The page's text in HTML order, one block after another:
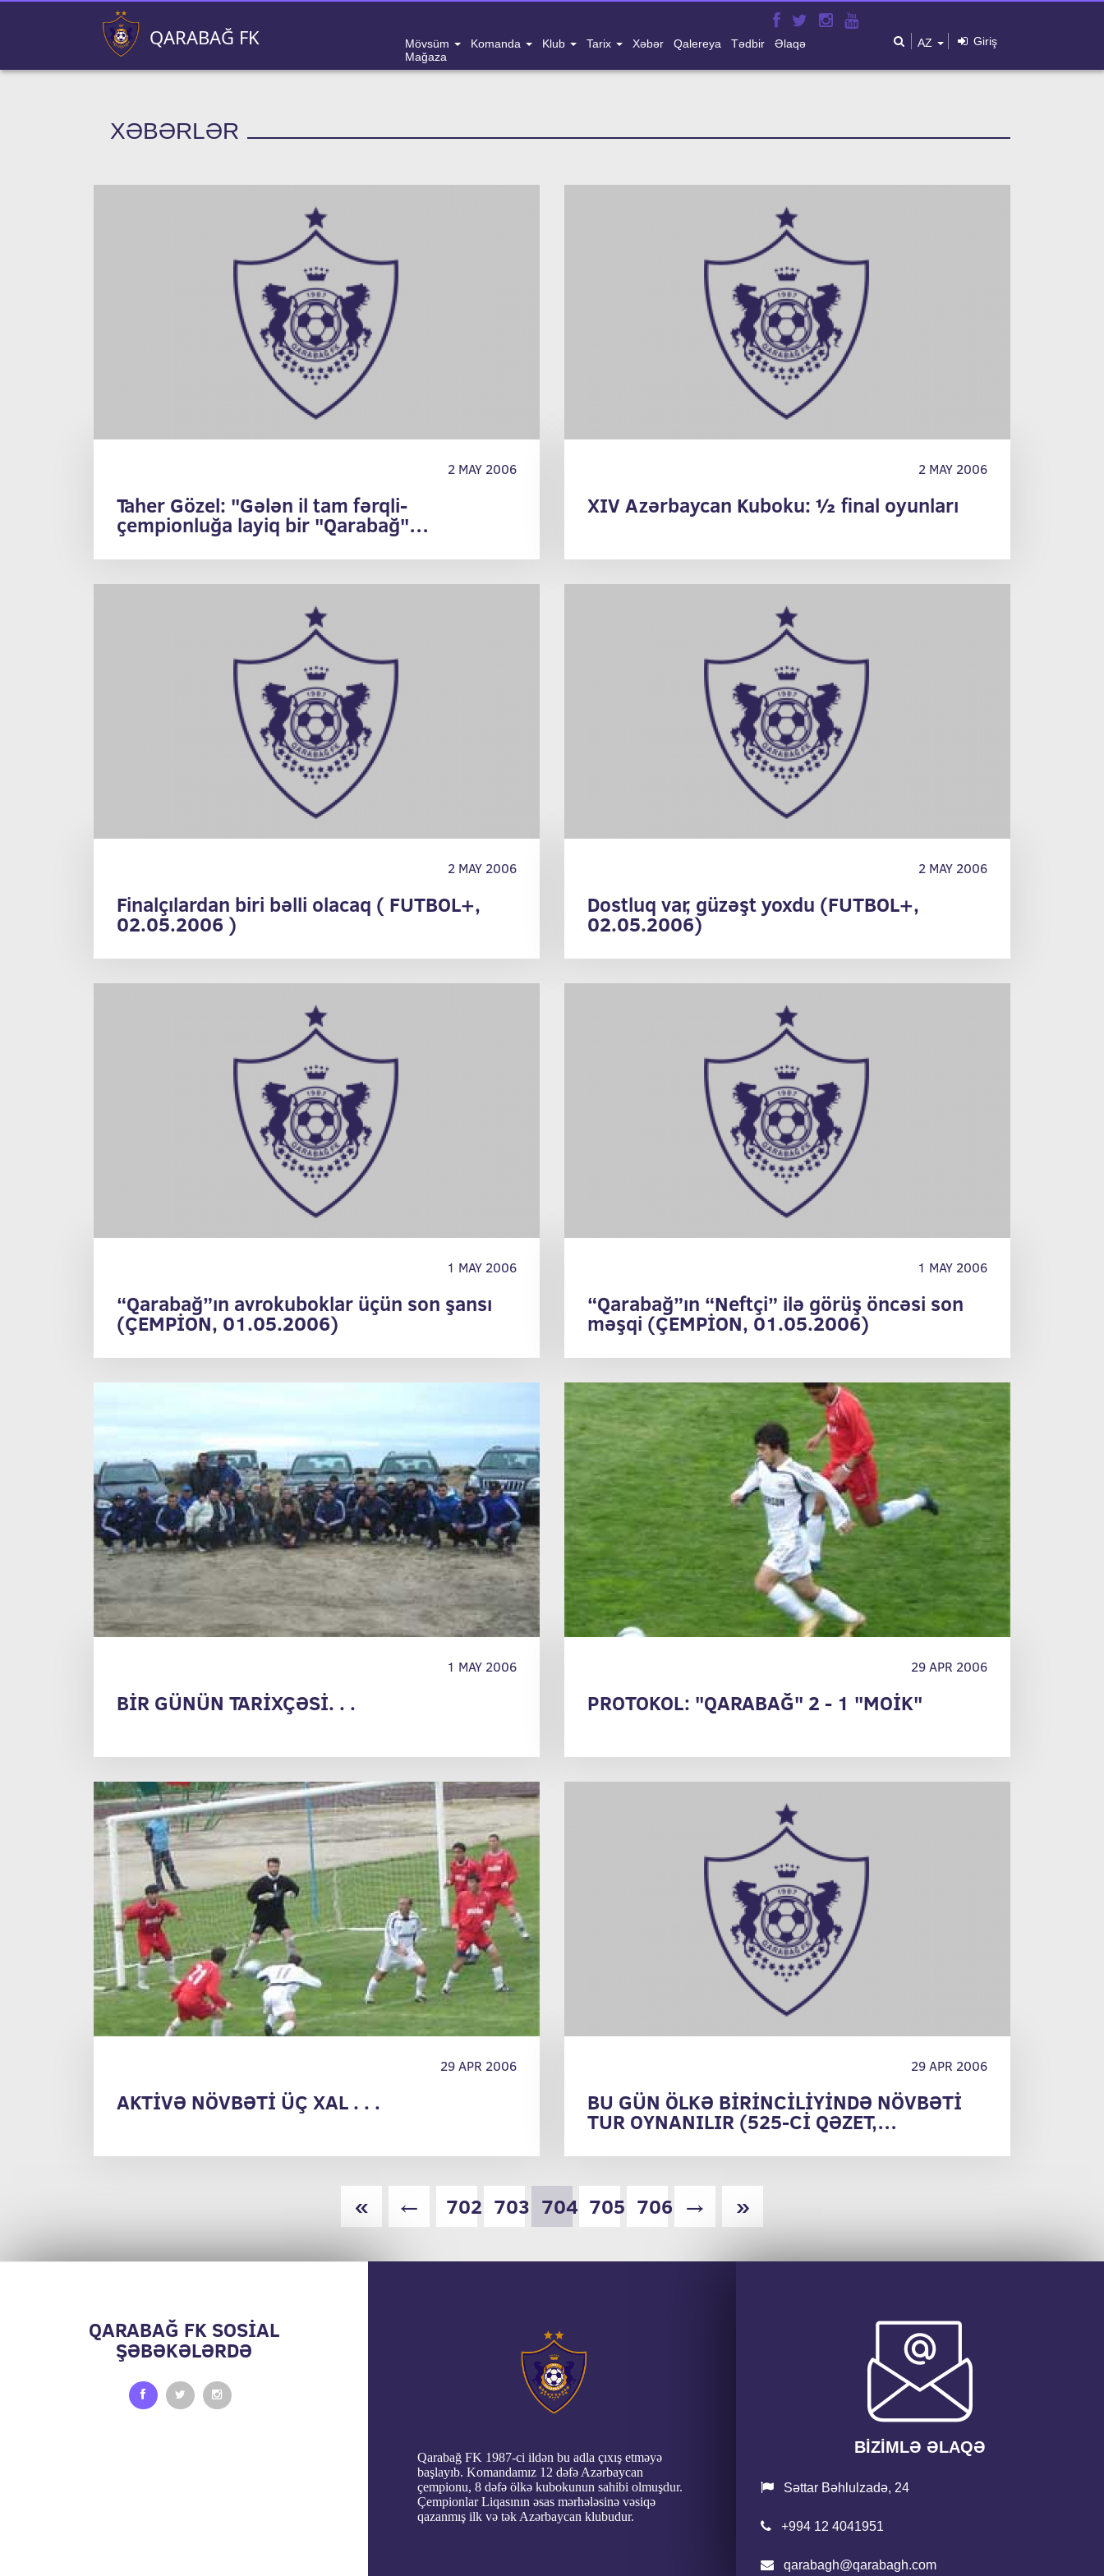
QARABAĞ FK Mövsüm Komanda Klub Tarix Xəbər Qalereya Tədbir
Əlaqə
Mağaza
AZ Giriş
XƏBƏRLƏR
2 MAY 2006
Taher Gözel: "Gələn il tam fərqli-
çempionluğa layiq bir "Qarabağ"
02.05.2006)
2 MAY 2006
XIV Azərbaycan Kuboku: ½ final oyunları
2 MAY 2006
Finalçılardan biri bəlli olacaq ( FUTBOL+,
02.05.2006 )
2 MAY 2006
Dostluq var, güzəşt yoxdu (FUTBOL+,
02.05.2006)
1 MAY 2006
“Qarabağ”ın avrokuboklar üçün son şansı
(ÇEMPİON, 01.05.2006)
1 MAY 2006
“Qarabağ”ın “Neftçi” ilə görüş öncəsi son
məşqi (ÇEMPİON, 01.05.2006)
1 MAY 2006
BİR GÜNÜN TARİXÇƏSİ. . .
29 APR 2006
PROTOKOL: "QARABAĞ" 2 - 1 "MOİK"
29 APR 2006
AKTİVƏ NÖVBƏTİ ÜÇ XAL . . .
29 APR 2006
BU GÜN ÖLKƏ BİRİNCİLİYİNDƏ NÖVBƏTİ
TUR OYNANILIR (525-Cİ QƏZET,
« ← 702 703 704 705 706 → »
QARABAĞ FK SOSİAL
ŞƏBƏKƏLƏRDƏ
Qarabağ FK 1987-ci ildən bu adla çıxış etməyə
başlayıb. Komandamız 12 dəfə Azərbaycan
çempionu, 8 dəfə ölkə kubokunun sahibi olmuşdur.
Çempionlar Liqasının əsas mərhələsinə vəsiqə
qazanmış ilk və tək Azərbaycan klubudur.
BİZİMLƏ ƏLAQƏ
Səttar Bəhlulzadə, 24
+994 12 4041951
qarabagh@qarabagh.com